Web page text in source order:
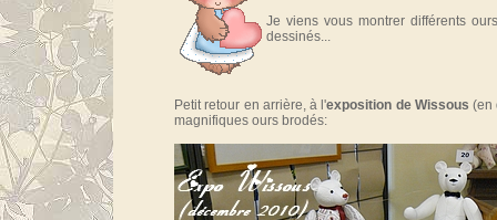
Je viens vous montrer différents
dessinés...
Petit retour en arrière, à l'exposition de Wissous (en
magnifiques ours brodés: